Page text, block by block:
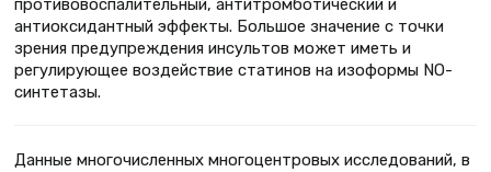
противовоспалительный, антитромботический и
антиоксидантный эффекты. Большое значение с точки
зрения предупреждения инсультов может иметь и
регулирующее воздействие статинов на изоформы NO-
синтетазы.
Данные многочисленных многоцентровых исследований, в